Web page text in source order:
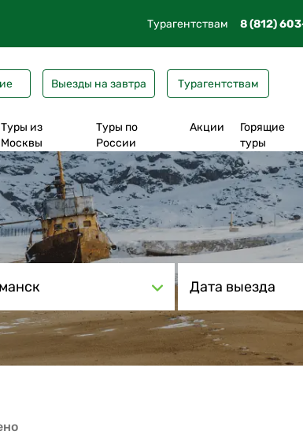
Турагентствам 8 (812)
Выезды на завтра Турагентствам
Из Москвы
Из Петрозаводска
Из Сортавала
Из Санкт-Петербурга
Из Екатеринбурга
Трансфер из ЛО
Рускеала
Валаам
Кижи
Соловки
Ладожские шхеры
Карельский
Музей Бастiонъ
Туры из
Москвы
На поезде до
Петрозаводска
На поезде до Сортавала
На самолете до
Туры по
России
Карелия
Ленобласть
Псковская область
Новгородская область
Тверская область
Соловки
Карелия + Соловки
Акции
Горящие
туры